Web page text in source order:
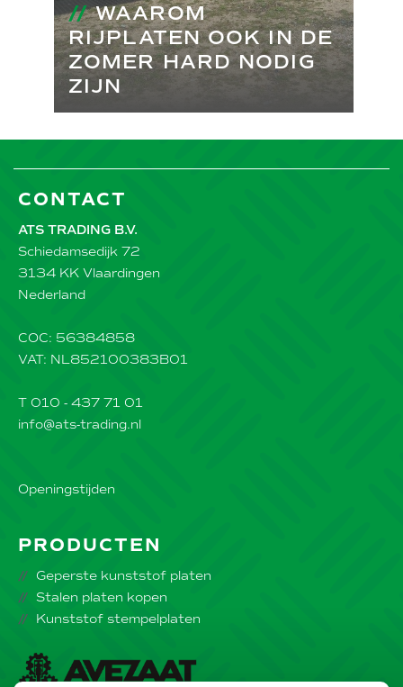
//WAAROM
RIJPLATEN OOK IN DE
ZOMER HARD NODIG
ZIJN
CONTACT
ATS TRADING B.V.
Schiedamsedijk 72
3134 KK Vlaardingen
Nederland
COC: 56384858
VAT: NL852100383B01
T 010 - 437 71 01
info@ats-trading.nl
Openingstijden
PRODUCTEN
Geperste kunststof platen
Stalen platen kopen
Kunststof stempelplaten